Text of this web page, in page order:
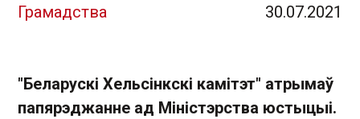
Грамадства 30.07.2021
"Беларускі Хельсінкскі камітэт" атрымаў
папярэджанне ад Міністэрства юстыцыі.